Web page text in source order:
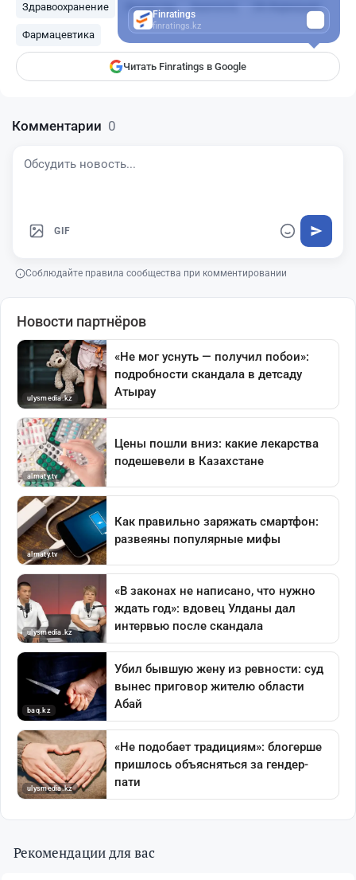
Здравоохранение Лекарства Казпочта СК-Фармация
Фармацевтика
Читать Finratings в Google
Finratings
finratings.kz
Комментарии 0
GIF
Соблюдайте правила сообщества при комментировании
Рекомендации для вас